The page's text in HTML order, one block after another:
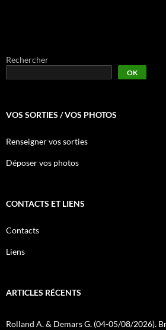
Rechercher
OK
VOS SORTIES / VOS PHOTOS
Renseigner vos sorties
Déposer vos photos
CONTACTS ET LIENS
Contacts
Liens
ARTICLES RÉCENTS
Rolland A. & Demars G. (04-05/08/2026).